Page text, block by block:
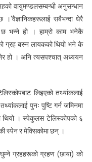
वायुमण्डलसम्बन्धी अनुसन्धान
सबैभन्दा धेरै
छ भन्ने हो । हाम्रो काम भनेकै
ग्रह बस्न लायकको थियो भने के
हो । अनि त्यसपश्चात् अध्ययन
लिइएको तथ्यांकलाई
पुनः पुष्टि गर्न जमिनमा
थियो । स्पेकुलस टेलिस्कोपको ६
स्पेन र मेक्सिकोमा छन् ।
घुम्ने ग्रहहरूको ग्रहण (छाया) को